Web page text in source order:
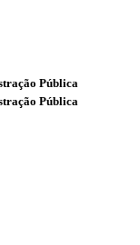
Pública
Pública